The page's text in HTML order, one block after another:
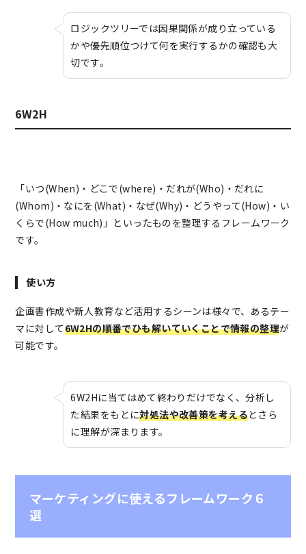
ロジックツリーでは因果関係が成り立っている
かや優先順位つけて何を実行するかの確認も大
切です。
6W2H
「いつ(When)・どこで(where)・だれが(Who)・だれに
(Whom)・なにを(What)・なぜ(Why)・どうやって(How)・い
くらで(How much)」といったものを整理するフレームワーク
です。
使い方
企画書作成や新人教育など活用するシーンは様々で、あるテー
マに対して6W2Hの順番でひも解いていくことで情報の整理が
可能です。
6W2Hに当てはめて終わりだけでなく、分析し
た結果をもとに対処法や改善策を考えるとさら
に理解が深まります。
マーケティングに使えるフレームワーク６
選